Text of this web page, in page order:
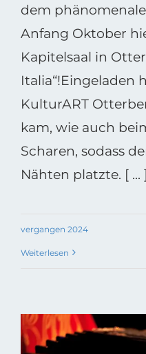
dem
Anfang Oktober
Kapitelsaal in
Italia“!Eingeladen
KulturART
kam, wie auch
Scharen, sodass
Nähten platzte. [ ... ]
vergangen 2024
Weiterlesen